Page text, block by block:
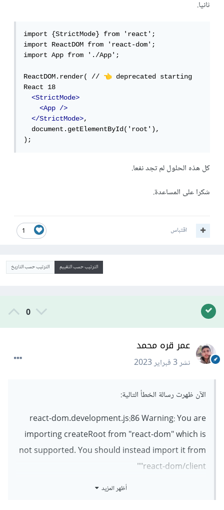
ثانيا.
import {StrictMode} from 'react';
import ReactDOM from 'react-dom';
import App from './App';
ReactDOM.render( // 👈 ️ deprecated starting
React 18
<StrictMode>
<App
/>
</StrictMode>,
  document.getElementById('root'),
);
كل هذه الحلول لم تجد نفعا.
شكرا على المساعدة.
1 اقتباس
الترتيب حسب التقييم الترتيب حسب التاريخ
0
عمر قره محمد
نشر3 فبراير 2023
الآن ظهرت رسالة الخطأ التالية:
react-dom.development.js:86 Warning: You are
importing createRoot from "react-dom" which is
not supported. You should instead import it from
"react-dom/client"
حاولت التعديل بالطرق الإضافات التالية:
أظهر المزيد